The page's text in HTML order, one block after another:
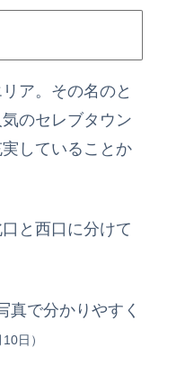
ア。その名のと
のセレブタウン
していることか
口と西口に分けて
真で分かりやすく
10日）